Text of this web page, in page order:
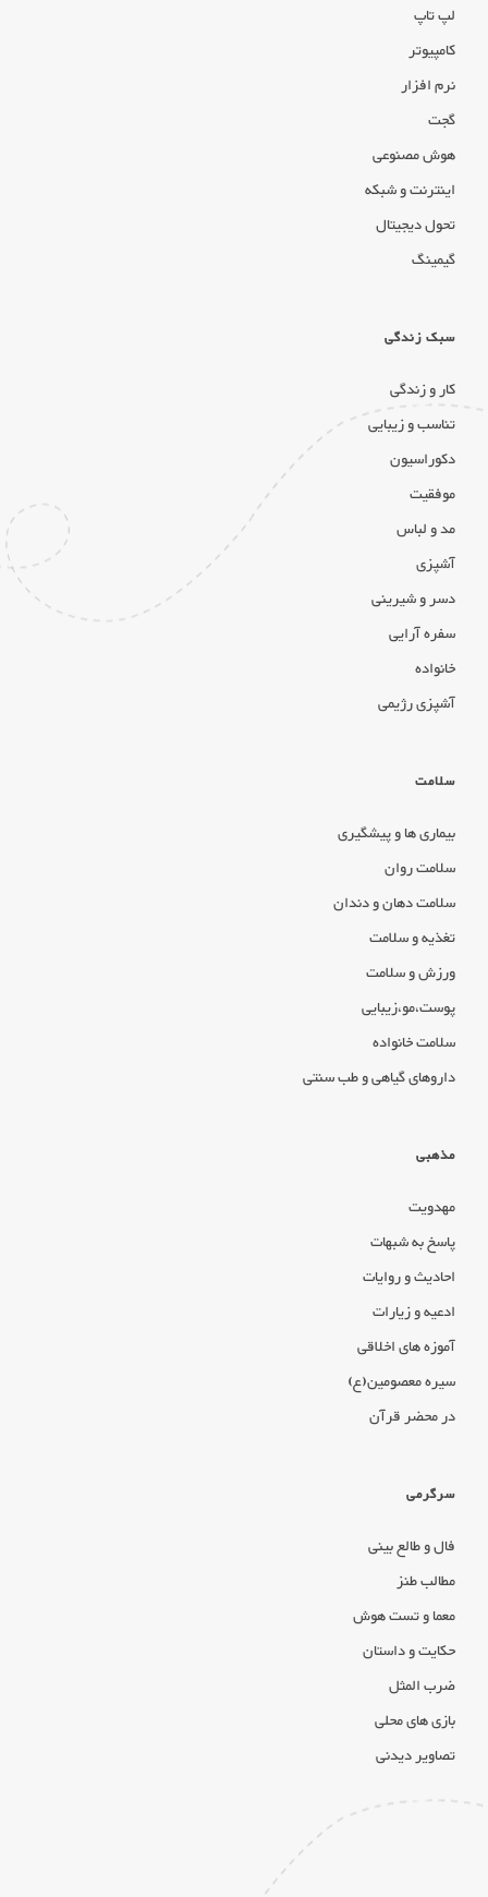
لپ تاپ
کامپیوتر
نرم افزار
گجت
هوش مصنوعی
اینترنت و شبکه
تحول دیجیتال
گیمینگ
سبک زندگی
کار و زندگی
تناسب و زیبایی
دکوراسیون
موفقیت
مد و لباس
آشپزی
دسر و شیرینی
سفره آرایی
خانواده
آشپزی رژیمی
سلامت
بیماری ها و پیشگیری
سلامت روان
سلامت دهان و دندان
تغذیه و سلامت
ورزش و سلامت
پوست،مو،زیبایی
سلامت خانواده
داروهای گیاهی و طب سنتی
مذهبی
مهدویت
پاسخ به شبهات
احادیث و روایات
ادعیه و زیارات
آموزه های اخلاقی
سیره معصومین(ع)
در محضر قرآن
سرگرمی
فال و طالع بینی
مطالب طنز
معما و تست هوش
حکایت و داستان
ضرب المثل
بازی های محلی
تصاویر دیدنی